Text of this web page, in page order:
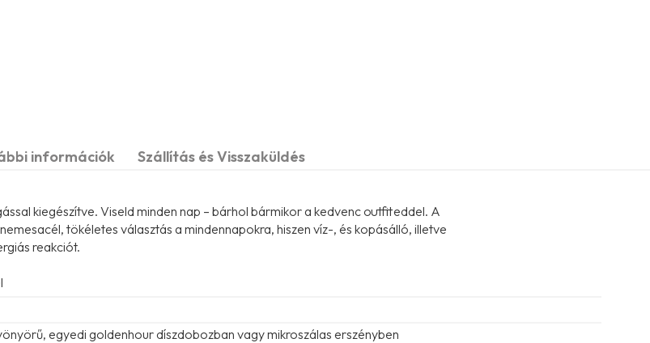
információk Szállítás és Visszaküldés
kiegészítve. Viseld minden nap – bárhol bármikor a kedvenc outfiteddel. A
tökéletes választás a mindennapokra, hiszen víz-, és kopásálló, illetve
reakciót.
egyedi goldenhour díszdobozban vagy mikroszálas erszényben